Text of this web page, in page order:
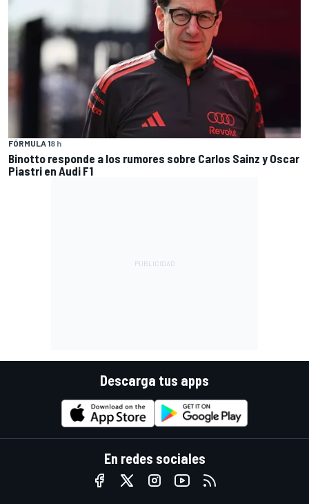
FÓRMULA 18 h
Binotto responde a los rumores sobre Carlos Sainz y Oscar
Piastri en Audi F1
Descarga tus apps
En redes sociales